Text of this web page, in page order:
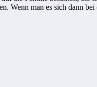
Wenn man es sich dann